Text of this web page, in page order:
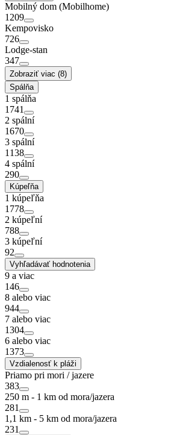
Mobilný dom (Mobilhome)
1209
Kempovisko
726
Lodge-stan
347
Zobraziť viac (8)
Spálňa
1 spálňa
1741
2 spální
1670
3 spální
1138
4 spální
290
Kúpeľňa
1 kúpeľňa
1778
2 kúpeľní
788
3 kúpeľní
92
Vyhľadávať hodnotenia
9 a viac
146
8 alebo viac
944
7 alebo viac
1304
6 alebo viac
1373
Vzdialenosť k pláži
Priamo pri mori / jazere
383
250 m - 1 km od mora/jazera
281
1,1 km - 5 km od mora/jazera
231